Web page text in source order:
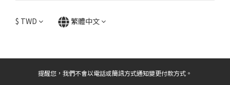
$ TWD 繁體中文
提醒您，我們不會以電話或簡訊方式通知變更付款方式。